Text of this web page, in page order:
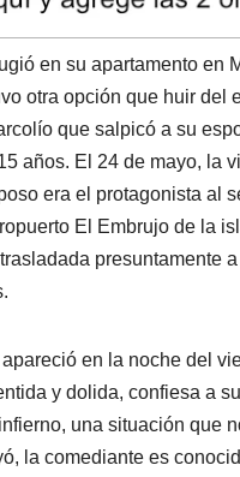
e
a
d
s
en su apartamento en
otra opción que huir
que salpicó a su
años. El 24 de mayo, la
era el protagonista al
El Embrujo de la
presuntamente
en la noche del
y dolida, confiesa a
una situación que
la comediante es